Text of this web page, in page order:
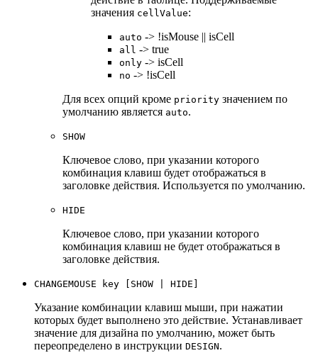
значения cellValue:
auto -> !isMouse || isCell
all -> true
only -> isCell
no -> !isCell
Для всех опций кроме priority значением по
умолчанию является auto.
SHOW
Ключевое слово, при указании которого
комбинация клавиш будет отображаться в
заголовке действия. Используется по умолчанию.
HIDE
Ключевое слово, при указании которого
комбинация клавиш не будет отображаться в
заголовке действия.
CHANGEMOUSE key [SHOW | HIDE]
Указание комбинации клавиш мыши, при нажатии
которых будет выполнено это действие. Устанавливает
значение для дизайна по умолчанию, может быть
переопределено в инструкции DESIGN.